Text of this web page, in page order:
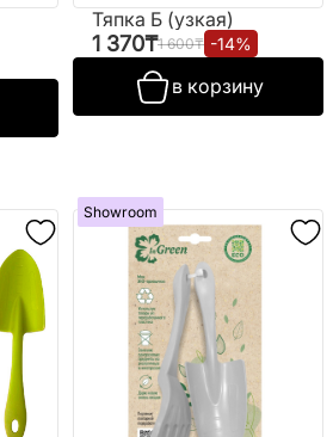
Тяпка Б (узкая)
1 370₸1 600₸ -14%
в корзину
Showroom